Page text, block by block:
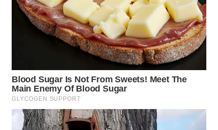
WAHANA
SELEB
WAHANA
OTOMOTIF
WAHANA
HEALTH